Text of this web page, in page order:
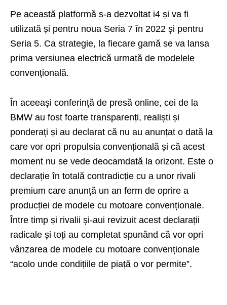
Pe această platformă s-a dezvoltat i4 și va fi
utilizată și pentru noua Seria 7 în 2022 și pentru
Seria 5. Ca strategie, la fiecare gamă se va lansa
prima versiunea electrică urmată de modelele
convențională.
În aceeași conferință de presă online, cei de la
BMW au fost foarte transparenți, realiști și
ponderați și au declarat că nu au anunțat o dată la
care vor opri propulsia convențională și că acest
moment nu se vede deocamdată la orizont. Este o
declarație în totală contradicție cu a unor rivali
premium care anunță un an ferm de oprire a
producției de modele cu motoare convenționale.
Între timp și rivalii și-aui revizuit acest declarații
radicale și toți au completat spunând că vor opri
vânzarea de modele cu motoare convenționale
“acolo unde condițiile de piață o vor permite”.